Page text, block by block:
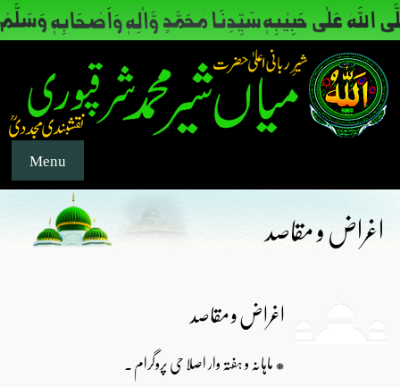
Menu
اغراض و مقاصد
اغراض و مقاصد
* ماہانہ و ہفتہ وار اصلا حی پروگرام ۔